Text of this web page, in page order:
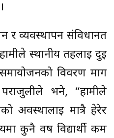
र व्यवस्थापन संविधानत
स्थानीय तहलाई दुई
विवरण माग
पराजुलीले भने, “हामीले
अवस्थालाई मात्रै हेरेर
कुनै वर्ष विद्यार्थी कम